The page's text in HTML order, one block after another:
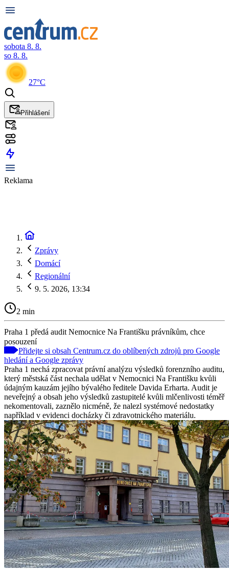
sobota 8. 8.
so 8. 8.
27°C
Přihlášení
Reklama
Zprávy
Domácí
Regionální
9. 5. 2026, 13:34
2 min
Praha 1 předá audit Nemocnice Na Františku právníkům, chce
posouzení
Přidejte si obsah Centrum.cz do oblíbených zdrojů pro Google
hledání a Google zprávy
Praha 1 nechá zpracovat právní analýzu výsledků forenzního auditu,
který městská část nechala udělat v Nemocnici Na Františku kvůli
údajným kauzám jejího bývalého ředitele Davida Erharta. Audit je
neveřejný a obsah jeho výsledků zastupitelé kvůli mlčenlivosti téměř
nekomentovali, zaznělo nicméně, že nalezl systémové nedostatky
například v evidenci docházky či zdravotnického materiálu.